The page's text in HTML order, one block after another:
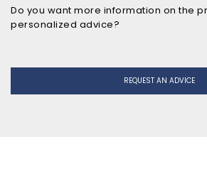
Do you want more information on the
personalized advice?